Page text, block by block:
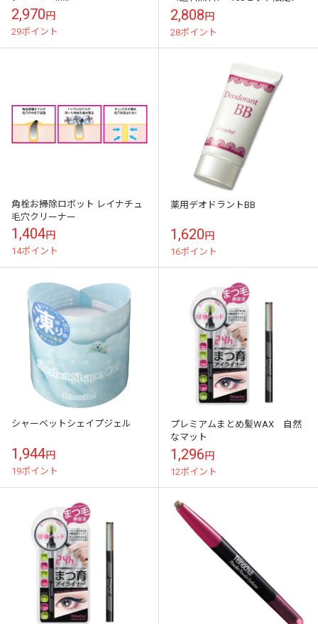
2,970円
29ポイント
2,808円
28ポイント
角栓お掃除ロボット レイナチュ
毛穴クリーナー
1,404円
14ポイント
薬用デオドラントBB
1,620円
16ポイント
シャーベットシェイプジェル
1,944円
19ポイント
プレミアムまとめ髪WAX 自然
なマット
1,296円
12ポイント